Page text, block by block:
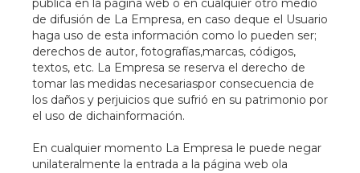
pública en la página web o en cualquier otro medio
de difusión de La Empresa, en caso deque el Usuario
haga uso de esta información como lo pueden ser;
derechos de autor, fotografías,marcas, códigos,
textos, etc. La Empresa se reserva el derecho de
tomar las medidas necesariaspor consecuencia de
los daños y perjuicios que sufrió en su patrimonio por
el uso de dichainformación.
En cualquier momento La Empresa le puede negar
unilateralmente la entrada a la página web ola